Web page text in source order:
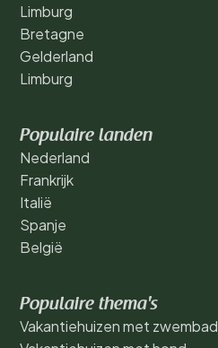
Limburg
Bretagne
Gelderland
Limburg
Populaire landen
Nederland
Frankrijk
Italië
Spanje
België
Populaire thema's
Vakantiehuizen met zwembad